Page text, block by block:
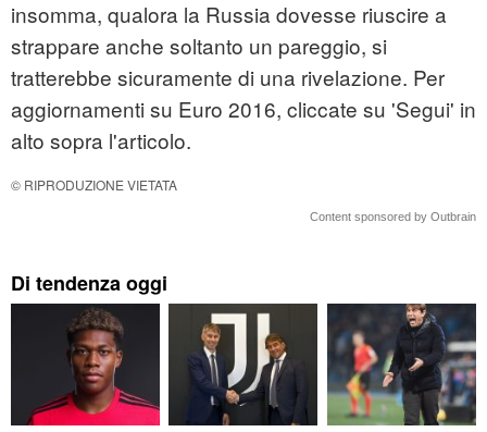
insomma, qualora la Russia dovesse riuscire a
strappare anche soltanto un pareggio, si
tratterebbe sicuramente di una rivelazione. Per
aggiornamenti su Euro 2016, cliccate su 'Segui' in
alto sopra l'articolo.
© RIPRODUZIONE VIETATA
Content sponsored by Outbrain
Di tendenza oggi